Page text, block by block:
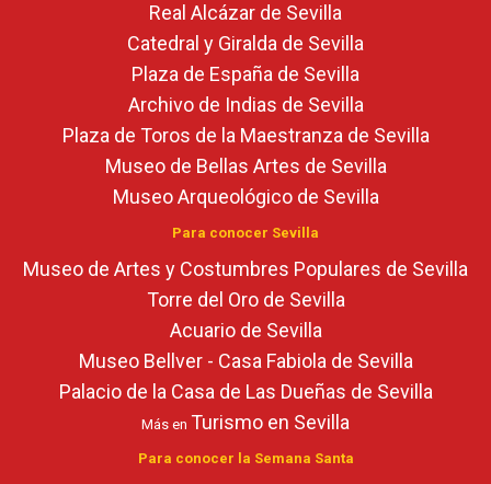
Real Alcázar de Sevilla
Catedral y Giralda de Sevilla
Plaza de España de Sevilla
Archivo de Indias de Sevilla
Plaza de Toros de la Maestranza de Sevilla
Museo de Bellas Artes de Sevilla
Museo Arqueológico de Sevilla
Para conocer Sevilla
Museo de Artes y Costumbres Populares de Sevilla
Torre del Oro de Sevilla
Acuario de Sevilla
Museo Bellver - Casa Fabiola de Sevilla
Palacio de la Casa de Las Dueñas de Sevilla
Más en Turismo en Sevilla
Para conocer la Semana Santa